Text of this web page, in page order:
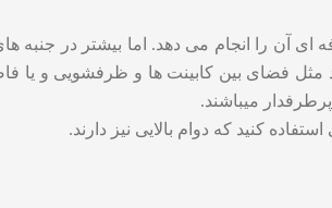
آن را انجام می دهد. اما بیشتر در جنبه
مثل فضای بین کابینت ها و ظرفشویی و یا
میباشند‌.
کنید که دوام بالایی نیز دارند‌.